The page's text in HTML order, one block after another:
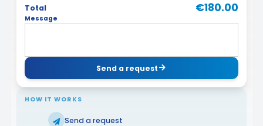
Total
€180.00
Message
Send a request
HOW IT WORKS
Send a request